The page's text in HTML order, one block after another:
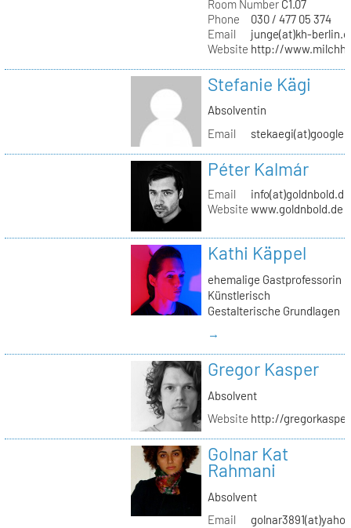
Room NumberC1.07
Phone
030 / 477 05 374
Email
junge(at)kh-
Website http://
Stefanie Kägi
Absolventin
Email
Péter Kalmár
Email
info(at)goldnbold.de
Website www.goldnbold.de
Kathi Käppel
ehemalige Gastprofessorin
Künstlerisch
Gestalterische Grundlagen
→
Gregor Kasper
Absolvent
Website http://
Golnar Kat
Rahmani
Absolvent
Email